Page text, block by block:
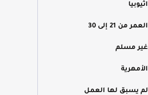
اثيوبيا
العمر من 21 إلى 30
غير مسلم
الأمهرية
لم يسبق لها العمل